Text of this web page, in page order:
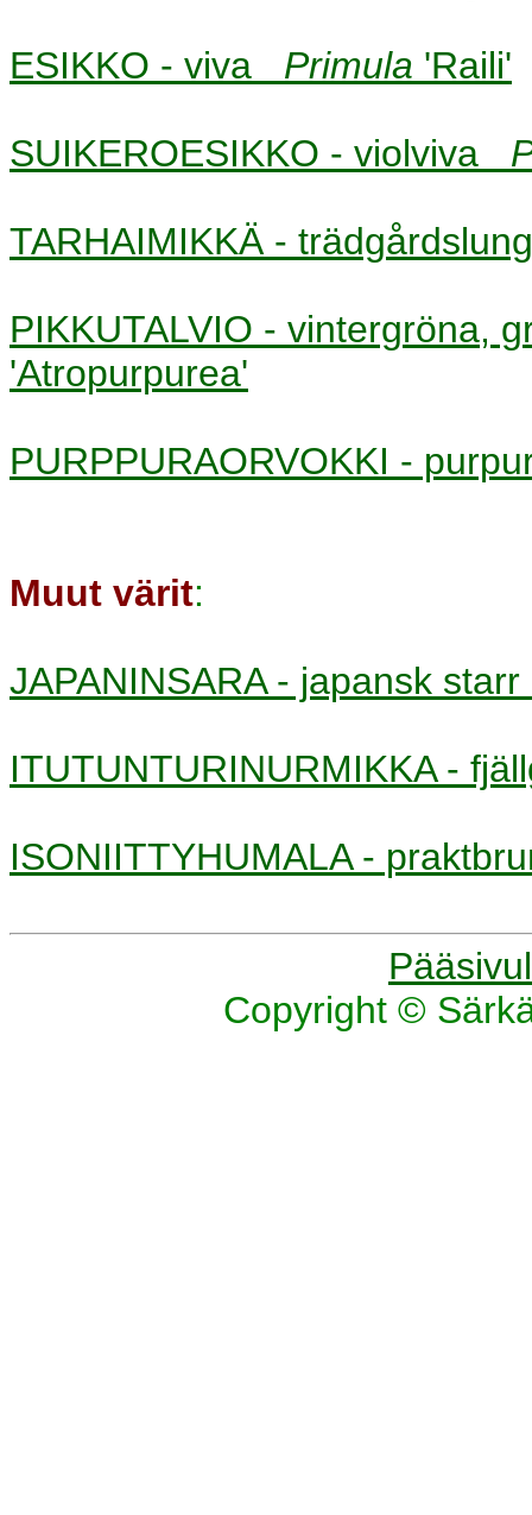
ESIKKO - viva Primula 'Raili'
SUIKEROESIKKO - violviva
TARHAIMIKKÄ -
PIKKUTALVIO - vintergröna,
'Atropurpurea'
PURPPURAORVOKKI -
Muut värit:
JAPANINSARA - japansk
ITUTUNTURINURMIKKA -
ISONIITTYHUMALA -
Copyright ©